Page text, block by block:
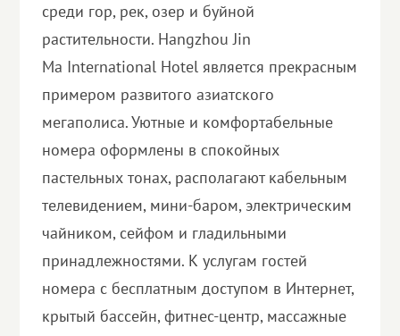
среди гор, рек, озер и буйной
растительности. Hangzhou Jin
Ma International Hotel является прекрасным
примером развитого азиатского
мегаполиса. Уютные и комфортабельные
номера оформлены в спокойных
пастельных тонах, располагают кабельным
телевидением, мини-баром, электрическим
чайником, сейфом и гладильными
принадлежностями. К услугам гостей
номера с бесплатным доступом в Интернет,
крытый бассейн, фитнес-центр, массажные